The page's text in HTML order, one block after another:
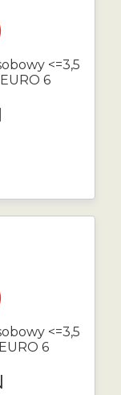
<=3,5
6
<=3,5
6